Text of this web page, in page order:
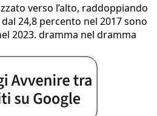
verso l’alto, raddoppiando
24,8 percento nel 2017 sono
2023. dramma nel dramma